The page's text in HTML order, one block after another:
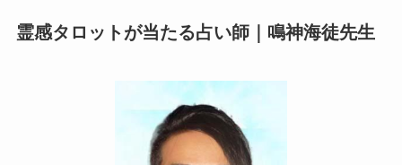
霊感タロットが当たる占い師｜鳴神海徒先生